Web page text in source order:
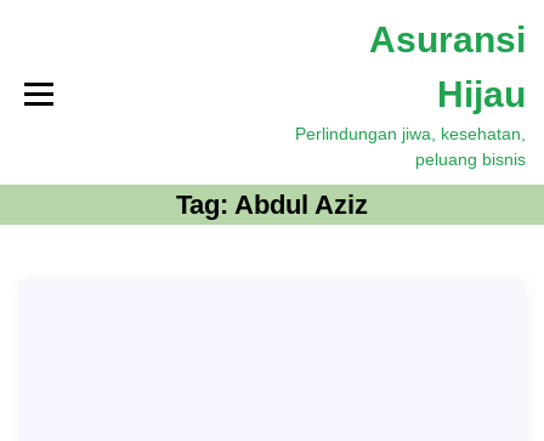
n
Asuransi
Hijau
Perlindungan jiwa, kesehatan,
peluang bisnis
Tag: Abdul Aziz